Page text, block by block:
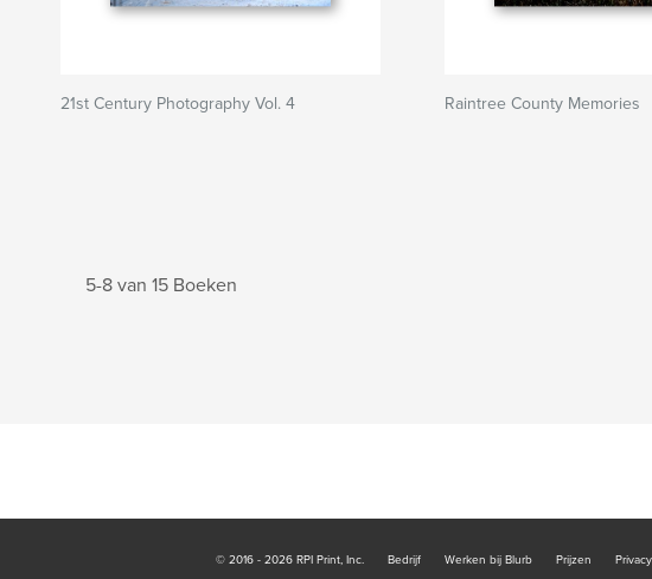
21st Century Photography Vol. 4 Raintree County Memories
5-8 van 15 Boeken
© 2016 - 2026 RPI Print, Inc. Bedrijf Werken bij Blurb Prijzen